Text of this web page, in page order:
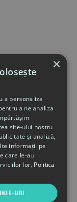
×
a personaliza
a ne analiza
site-ului nostru
și analiză,
informații pe
care le-au
lor. Politica
URI